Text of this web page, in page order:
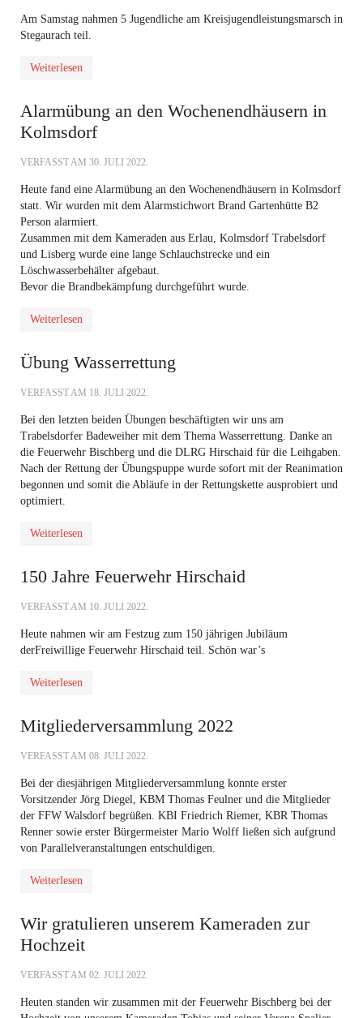
Am Samstag nahmen 5 Jugendliche am Kreisjugendleistungsmarsch in
Stegaurach teil.
Weiterlesen
Alarmübung an den Wochenendhäusern in
Kolmsdorf
VERFASST AM 30. JULI 2022.
Heute fand eine Alarmübung an den Wochenendhäusern in Kolmsdorf
statt. Wir wurden mit dem Alarmstichwort Brand Gartenhütte B2
Person alarmiert.
Zusammen mit dem Kameraden aus Erlau, Kolmsdorf Trabelsdorf
und Lisberg wurde eine lange Schlauchstrecke und ein
Löschwasserbehälter afgebaut.
Bevor die Brandbekämpfung durchgeführt wurde.
Weiterlesen
Übung Wasserrettung
VERFASST AM 18. JULI 2022.
Bei den letzten beiden Übungen beschäftigten wir uns am
Trabelsdorfer Badeweiher mit dem Thema Wasserrettung. Danke an
die Feuerwehr Bischberg und die DLRG Hirschaid für die Leihgaben.
Nach der Rettung der Übungspuppe wurde sofort mit der Reanimation
begonnen und somit die Abläufe in der Rettungskette ausprobiert und
optimiert.
Weiterlesen
150 Jahre Feuerwehr Hirschaid
VERFASST AM 10. JULI 2022.
Heute nahmen wir am Festzug zum 150 jährigen Jubiläum
derFreiwillige Feuerwehr Hirschaid teil. Schön war’s
Weiterlesen
Mitgliederversammlung 2022
VERFASST AM 08. JULI 2022.
Bei der diesjährigen Mitgliederversammlung konnte erster
Vorsitzender Jörg Diegel, KBM Thomas Feulner und die Mitglieder
der FFW Walsdorf begrüßen. KBI Friedrich Riemer, KBR Thomas
Renner sowie erster Bürgermeister Mario Wolff ließen sich aufgrund
von Parallelveranstaltungen entschuldigen.
Weiterlesen
Wir gratulieren unserem Kameraden zur
Hochzeit
VERFASST AM 02. JULI 2022.
Heuten standen wir zusammen mit der Feuerwehr Bischberg bei der